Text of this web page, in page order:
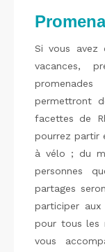
Si vous avez
vacances,
permettront
facettes de
pourrez partir
à vélo ; du
personnes
partages
participer
pour tous les
vous